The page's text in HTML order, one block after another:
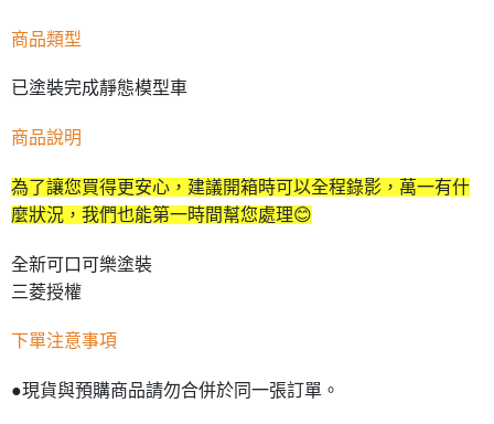
商品類型
已塗裝完成靜態模型車
商品說明
為了讓您買得更安心，建議開箱時可以全程錄影，萬一有什
麼狀況，我們也能第一時間幫您處理😊
全新可口可樂塗裝
三菱授權
下單注意事項
●現貨與預購商品請勿合併於同一張訂單。